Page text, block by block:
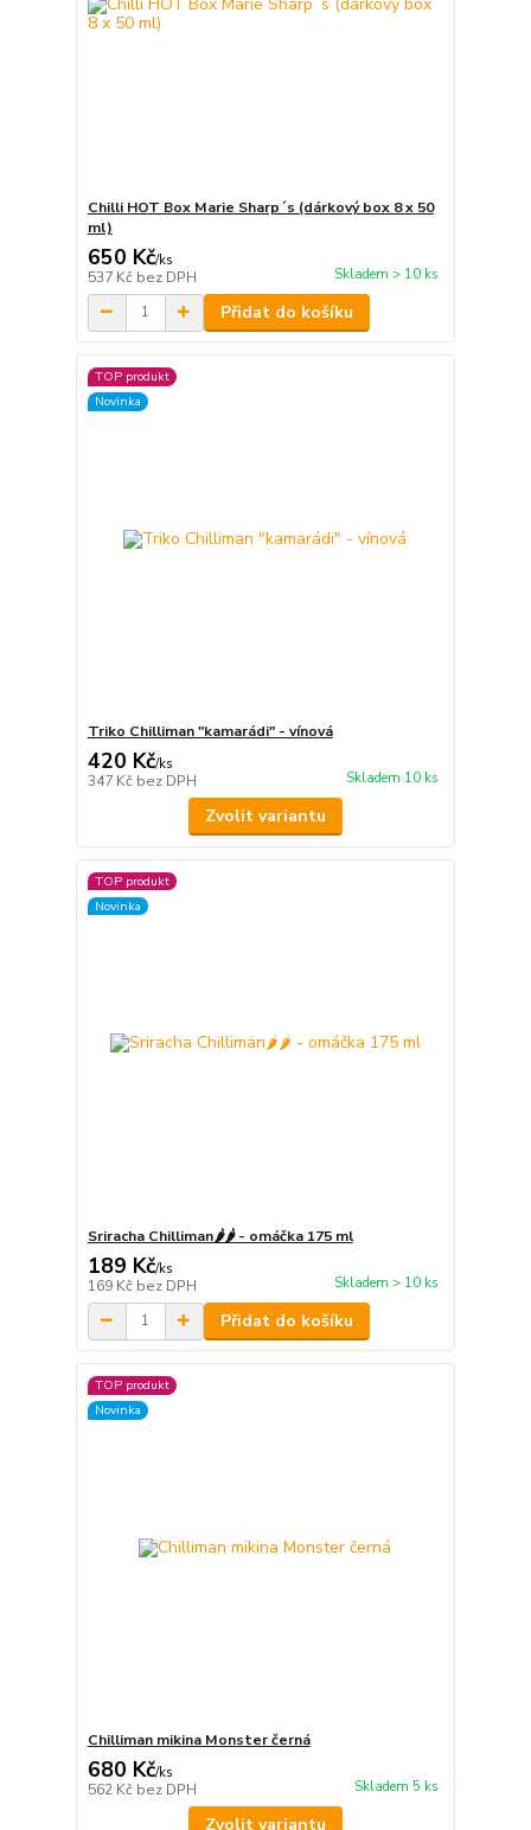
Chilli HOT Box Marie Sharp´s (dárkový box 8 x 50
ml)
650 Kč/ks
537 Kč bez DPH Skladem > 10 ks
Přidat do košíku
TOP produkt
Novinka
Triko Chilliman "kamarádi" - vínová
420 Kč/ks
347 Kč bez DPH Skladem 10 ks
Zvolit variantu
TOP produkt
Novinka
Sriracha Chilliman🌶️🌶️ - omáčka 175 ml
189 Kč/ks
169 Kč bez DPH Skladem > 10 ks
Přidat do košíku
TOP produkt
Novinka
Chilliman mikina Monster černá
680 Kč/ks
562 Kč bez DPH Skladem 5 ks
Zvolit variantu